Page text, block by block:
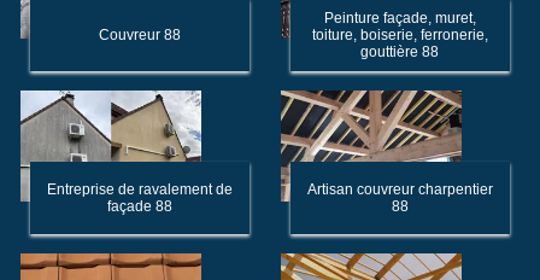
Couvreur 88
Peinture façade, muret,
toiture, boiserie, ferronerie,
gouttière 88
Entreprise de ravalement de
façade 88
Artisan couvreur charpentier
88